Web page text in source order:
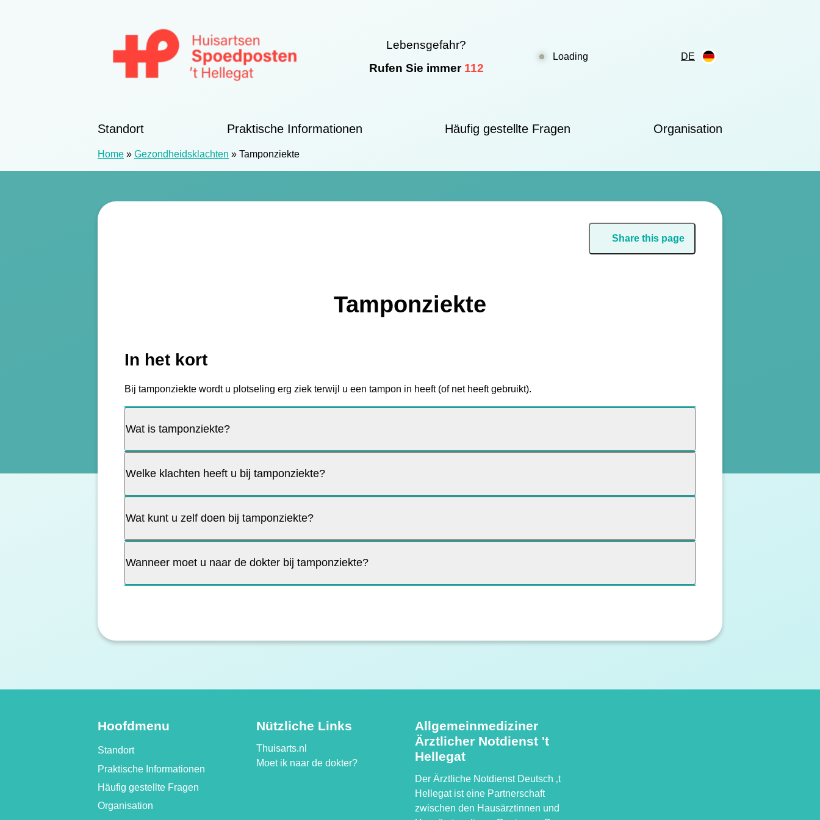
Lebensgefahr?
Rufen Sie immer 112
Loading DE
Standort Praktische Informationen Häufig gestellte Fragen Organisation
Home » Gezondheidsklachten » Tamponziekte
Share this page
Tamponziekte
In het kort
Bij tamponziekte wordt u plotseling erg ziek terwijl u een tampon in heeft (of net heeft gebruikt).
Wat is tamponziekte?
Welke klachten heeft u bij tamponziekte?
Wat kunt u zelf doen bij tamponziekte?
Wanneer moet u naar de dokter bij tamponziekte?
Hoofdmenu
Standort
Praktische Informationen
Häufig gestellte Fragen
Organisation
Nützliche Links
Thuisarts.nl
Moet ik naar de dokter?
Allgemeinmediziner
Ärztlicher Notdienst 't
Hellegat
Der Ärztliche Notdienst Deutsch ‚t
Hellegat ist eine Partnerschaft
zwischen den Hausärztinnen und